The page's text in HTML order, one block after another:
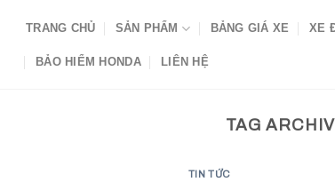
TRANG CHỦ SẢN PHẨM BẢNG GIÁ XE XE
BẢO HIỂM HONDA LIÊN HỆ
TAG
TIN TỨC